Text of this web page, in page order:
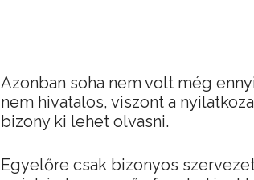
Azonban soha nem volt még
nem hivatalos, viszont a
bizony ki lehet olvasni.
Egyelőre csak bizonyos